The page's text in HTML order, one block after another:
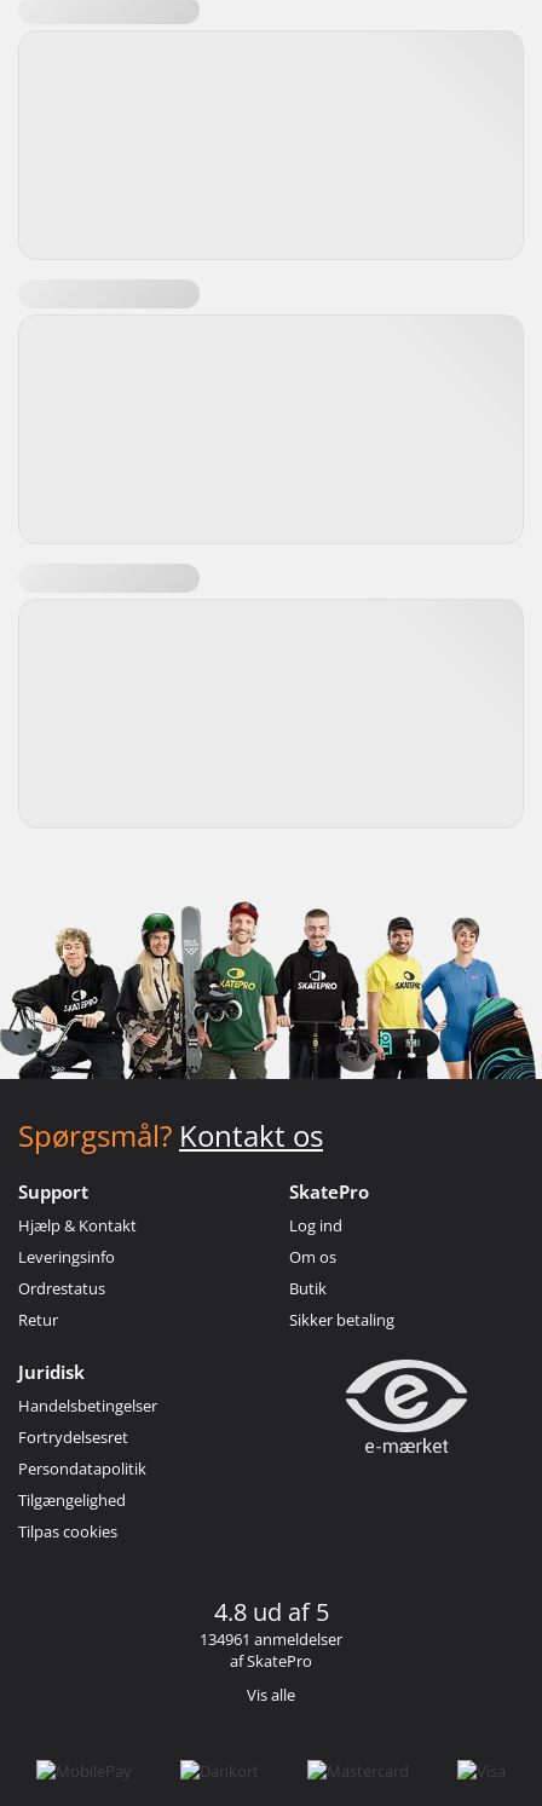
Spørgsmål? Kontakt os
Support
Hjælp & Kontakt
Leveringsinfo
Ordrestatus
Retur
SkatePro
Log ind
Om os
Butik
Sikker betaling
Juridisk
Handelsbetingelser
Fortrydelsesret
Persondatapolitik
Tilgængelighed
Tilpas cookies
4.8 ud af 5
134961 anmeldelser
af SkatePro
Vis alle